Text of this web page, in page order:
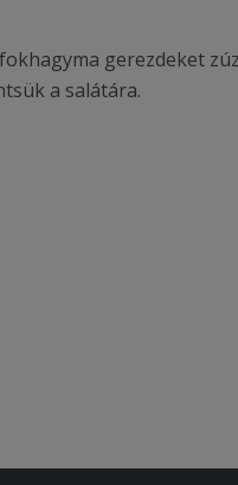
gerezdeket
a salátára.